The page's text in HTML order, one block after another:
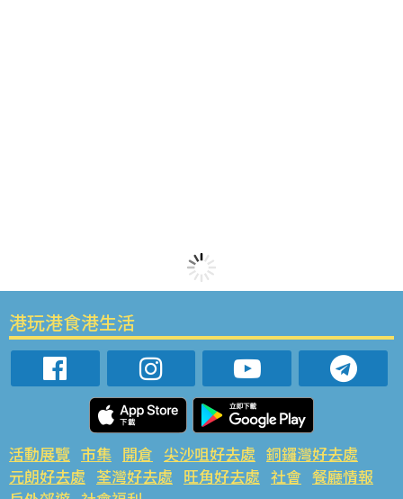
港玩港食港生活
活動展覽 市集 開倉 尖沙咀好去處 銅鑼灣好去處
元朗好去處 荃灣好去處 旺角好去處 社會 餐廳情報